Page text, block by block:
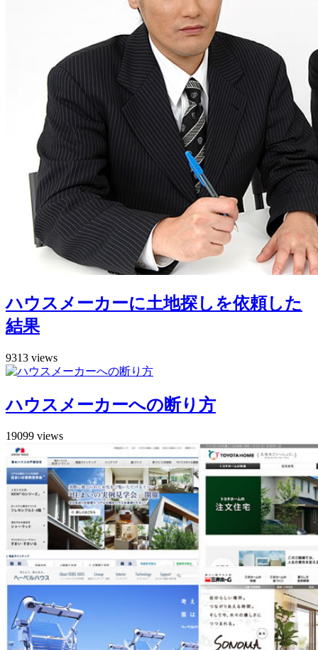
ハウスメーカーに土地探しを依頼した
結果
9313 views
ハウスメーカーへの断り方
19099 views